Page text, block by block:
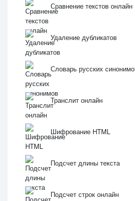
Сравнение текстов онлайн
Удаление дубликатов
Словарь русских
Транслит онлайн
Шифрование HTML
Подсчет длины текста
Подсчет строк онлайн